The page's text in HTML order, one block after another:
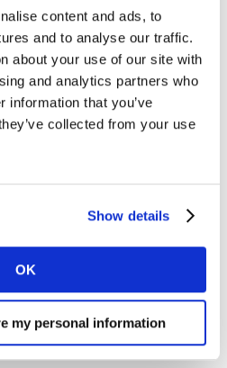
content and ads, to
and to analyse our traffic.
about your use of our site with
and analytics partners who
information that you’ve
collected from your use
Show details
OK
my personal information
menor al del resto de
que el sector alcance los
no se ha trasladado al
de los productos ha sido
hecho encarecer la compra
No obstante, los
por Kantar Worldpanel.